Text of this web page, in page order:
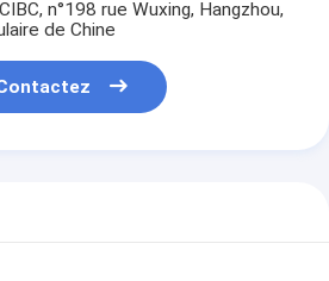
n°198 rue Wuxing, Hangzhou,
de Chine